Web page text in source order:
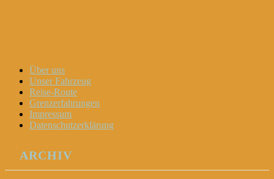
Menu
Widgets
Search
Skip
content
Über uns
Unser Fahrzeug
Reise-Route
Grenzerfahrungen
Impressum
Datenschutzerklärung
ARCHIV